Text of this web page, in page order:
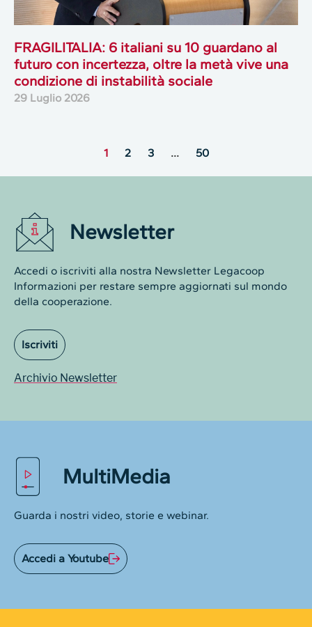
FRAGILITALIA: 6 italiani su 10 guardano al
futuro con incertezza, oltre la metà vive una
condizione di instabilità sociale
29 Luglio 2026
1 2 3 … 50
Newsletter
Accedi o iscriviti alla nostra Newsletter Legacoop
Informazioni per restare sempre aggiornati sul mondo
della cooperazione.
Iscriviti
Archivio Newsletter
MultiMedia
Guarda i nostri video, storie e webinar.
Accedi a Youtube